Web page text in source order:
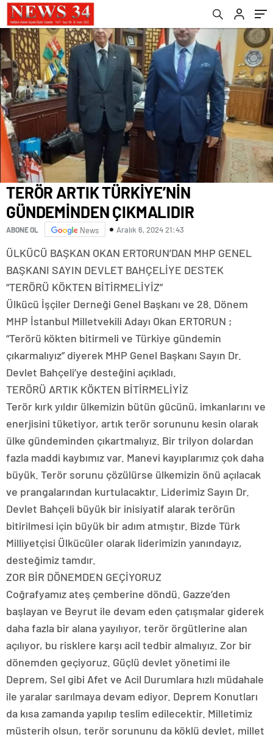
TERÖR ARTIK TÜRKİYE’NİN
GÜNDEMİNDEN ÇIKMALIDIR
ABONE OL News Aralık 6, 2024 21:43
ÜLKÜCÜ BAŞKAN OKAN ERTORUN’DAN MHP GENEL
BAŞKANI SAYIN DEVLET BAHÇELİYE DESTEK
“TERÖRÜ KÖKTEN BİTİRMELİYİZ”
Ülkücü İşçiler Derneği Genel Başkanı ve 28. Dönem
MHP İstanbul Milletvekili Adayı Okan ERTORUN ;
“Terörü kökten bitirmeli ve Türkiye gündemin
çıkarmalıyız” diyerek MHP Genel Başkanı Sayın Dr.
Devlet Bahçeli’ye desteğini açıkladı.
TERÖRÜ ARTIK KÖKTEN BİTİRMELİYİZ
Terör kırk yıldır ülkemizin bütün gücünü, imkanlarını ve
enerjisini tüketiyor, artık terör sorununu kesin olarak
ülke gündeminden çıkartmalıyız. Bir trilyon dolardan
fazla maddi kaybımız var. Manevi kayıplarımız çok daha
büyük. Terör sorunu çözülürse ülkemizin önü açılacak
ve prangalarından kurtulacaktır. Liderimiz Sayın Dr.
Devlet Bahçeli büyük bir inisiyatif alarak terörün
bitirilmesi için büyük bir adım atmıştır. Bizde Türk
Milliyetçisi Ülkücüler olarak liderimizin yanındayız,
desteğimiz tamdır.
ZOR BİR DÖNEMDEN GEÇİYORUZ
Coğrafyamız ateş çemberine döndü. Gazze’den
başlayan ve Beyrut ile devam eden çatışmalar giderek
daha fazla bir alana yayılıyor, terör örgütlerine alan
açılıyor, bu risklere karşı acil tedbir almalıyız. Zor bir
dönemden geçiyoruz. Güçlü devlet yönetimi ile
Deprem, Sel gibi Afet ve Acil Durumlara hızlı müdahale
ile yaralar sarılmaya devam ediyor. Deprem Konutları
da kısa zamanda yapılıp teslim edilecektir. Milletimiz
müsterih olsun, terör sorununu da köklü devlet, millet